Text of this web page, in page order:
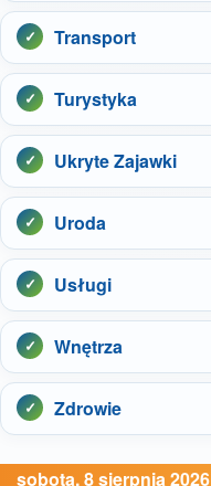
Transport
Turystyka
Ukryte Zajawki
Uroda
Usługi
Wnętrza
Zdrowie
sobota, 8 sierpnia 2026